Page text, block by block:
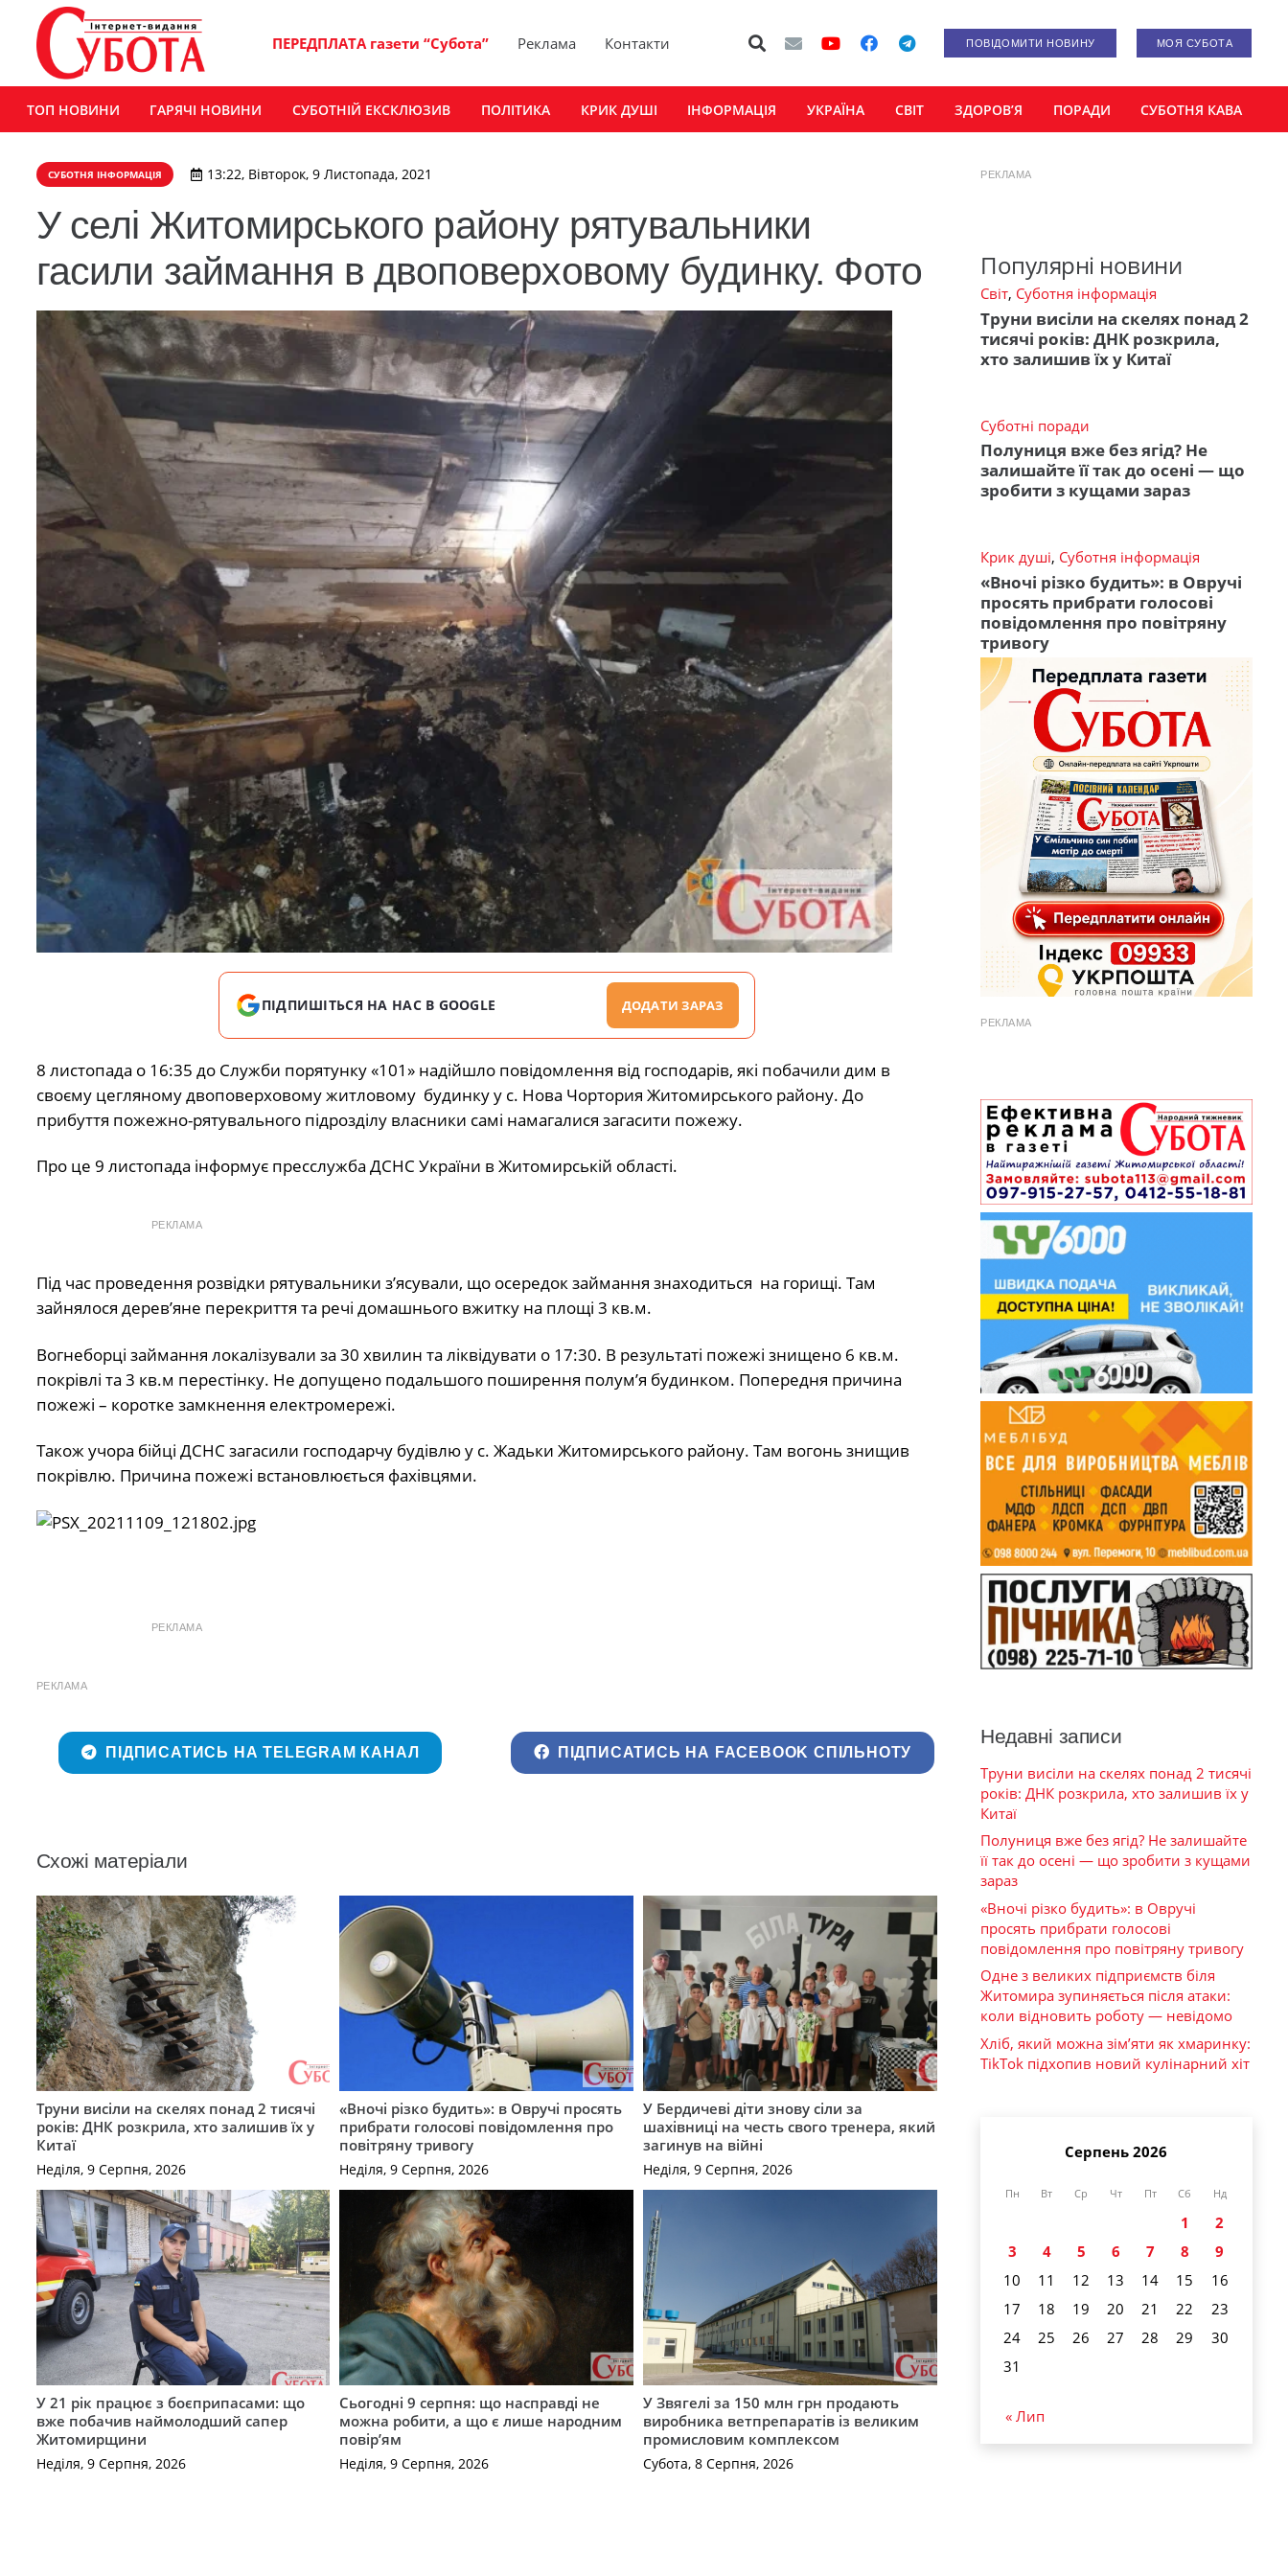
ПЕРЕДПЛАТА газети “Субота” Реклама Контакти ПОВІДОМИТИ НОВИНУ МОЯ СУБОТА
ТОП НОВИНИ ГАРЯЧІ НОВИНИ СУБОТНІЙ ЕКСКЛЮЗИВ ПОЛІТИКА КРИК ДУШІ ІНФОРМАЦІЯ УКРАЇНА СВІТ ЗДОРОВ’Я ПОРАДИ СУБОТНЯ КАВА
СУБОТНЯ ІНФОРМАЦІЯ 13:22, Вівторок, 9 Листопада, 2021
У селі Житомирського району рятувальники
гасили займання в двоповерховому будинку. Фото
ПІДПИШІТЬСЯ НА НАС В GOOGLE ДОДАТИ ЗАРАЗ
8 листопада о 16:35 до Служби порятунку «101» надійшло повідомлення від господарів, які побачили дим в
своєму цегляному двоповерховому житловому будинку у с. Нова Чортория Житомирського району. До
прибуття пожежно-рятувального підрозділу власники самі намагалися загасити пожежу.
Про це 9 листопада інформує пресслужба ДСНС України в Житомирській області.
РЕКЛАМА
Під час проведення розвідки рятувальники з’ясували, що осередок займання знаходиться на горищі. Там
зайнялося дерев’яне перекриття та речі домашнього вжитку на площі 3 кв.м.
Вогнеборці займання локалізували за 30 хвилин та ліквідувати о 17:30. В результаті пожежі знищено 6 кв.м.
покрівлі та 3 кв.м перестінку. Не допущено подальшого поширення полум’я будинком. Попередня причина
пожежі – коротке замкнення електромережі.
Також учора бійці ДСНС загасили господарчу будівлю у с. Жадьки Житомирського району. Там вогонь знищив
покрівлю. Причина пожежі встановлюється фахівцями.
РЕКЛАМА
РЕКЛАМА
ПІДПИСАТИСЬ НА TELEGRAM КАНАЛ ПІДПИСАТИСЬ НА FACEBOOK СПІЛЬНОТУ
Схожі матеріали
Труни висіли на скелях понад 2 тисячі
років: ДНК розкрила, хто залишив їх у
Китаї
Неділя, 9 Серпня, 2026
«Вночі різко будить»: в Овручі просять
прибрати голосові повідомлення про
повітряну тривогу
Неділя, 9 Серпня, 2026
У Бердичеві діти знову сіли за
шахівниці на честь свого тренера, який
загинув на війні
Неділя, 9 Серпня, 2026
У 21 рік працює з боєприпасами: що
вже побачив наймолодший сапер
Житомирщини
Неділя, 9 Серпня, 2026
Сьогодні 9 серпня: що насправді не
можна робити, а що є лише народним
повір’ям
Неділя, 9 Серпня, 2026
У Звягелі за 150 млн грн продають
виробника ветпрепаратів із великим
промисловим комплексом
Субота, 8 Серпня, 2026
РЕКЛАМА
Популярні новини
Світ, Суботня інформація
Труни висіли на скелях понад 2
тисячі років: ДНК розкрила,
хто залишив їх у Китаї
Суботні поради
Полуниця вже без ягід? Не
залишайте її так до осені — що
зробити з кущами зараз
Крик душі, Суботня інформація
«Вночі різко будить»: в Овручі
просять прибрати голосові
повідомлення про повітряну
тривогу
РЕКЛАМА
Недавні записи
Труни висіли на скелях понад 2 тисячі
років: ДНК розкрила, хто залишив їх у
Китаї
Полуниця вже без ягід? Не залишайте
її так до осені — що зробити з кущами
зараз
«Вночі різко будить»: в Овручі
просять прибрати голосові
повідомлення про повітряну тривогу
Одне з великих підприємств біля
Житомира зупиняється після атаки:
коли відновить роботу — невідомо
Хліб, який можна зім’яти як хмаринку:
TikTok підхопив новий кулінарний хіт
Серпень 2026
Пн Вт Ср Чт Пт Сб Нд
1
2
3
4 5 6 7 8
9
10
11 12 13 14 15
16
17
18 19 20 21 22
23
24
25 26 27 28 29
30
31
« Лип